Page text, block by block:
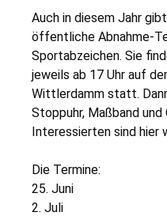
Auch in diesem Jahr
öffentliche Abnahme-
Sportabzeichen. Sie
jeweils ab 17 Uhr auf
Wittlerdamm statt.
Stoppuhr, Maßband und
Interessierten sind hier
Die Termine:
25. Juni
2. Juli